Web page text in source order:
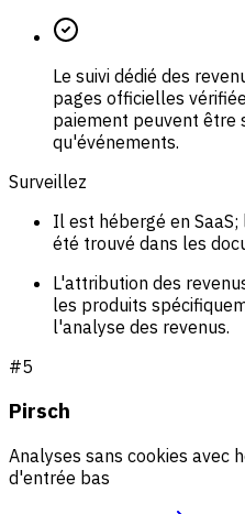
Le suivi dédié des
pages officielles
paiement peuvent être
qu'événements.
Surveillez
Il est hébergé en
été trouvé dans les
L'attribution des
les produits
l'analyse des revenus.
#5
Pirsch
Analyses sans cookies avec
d'entrée bas